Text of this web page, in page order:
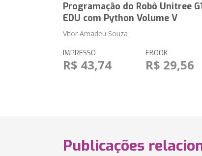
Programação do Robô Unitree
EDU com Python Volume V
Vitor Amadeu Souza
IMPRESSO
R$ 43,74
EBOOK
R$ 29,56
Publicações